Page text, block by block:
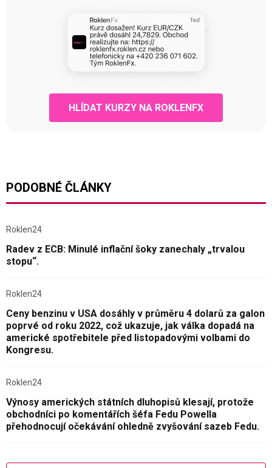
HLÍDAT KURZY NA ROKLENFX
PODOBNÉ ČLÁNKY
Roklen24
Radev z ECB: Minulé inflační šoky zanechaly „trvalou
stopu“.
Roklen24
Ceny benzinu v USA dosáhly v průměru 4 dolarů za galon
poprvé od roku 2022, což ukazuje, jak válka dopadá na
americké spotřebitele před listopadovými volbami do
Kongresu.
Roklen24
Výnosy amerických státních dluhopisů klesají, protože
obchodníci po komentářích šéfa Fedu Powella
přehodnocují očekávání ohledně zvyšování sazeb Fedu.